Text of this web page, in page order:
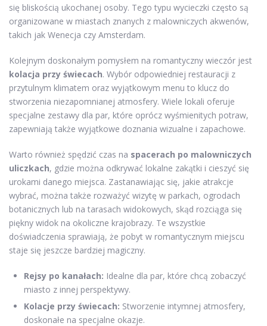
się bliskością ukochanej osoby. Tego typu wycieczki często są
organizowane w miastach znanych z malowniczych akwenów,
takich jak Wenecja czy Amsterdam.
Kolejnym doskonałym pomysłem na romantyczny wieczór jest
kolacja przy świecach. Wybór odpowiedniej restauracji z
przytulnym klimatem oraz wyjątkowym menu to klucz do
stworzenia niezapomnianej atmosfery. Wiele lokali oferuje
specjalne zestawy dla par, które oprócz wyśmienitych potraw,
zapewniają także wyjątkowe doznania wizualne i zapachowe.
Warto również spędzić czas na spacerach po malowniczych
uliczkach, gdzie można odkrywać lokalne zakątki i cieszyć się
urokami danego miejsca. Zastanawiając się, jakie atrakcje
wybrać, można także rozważyć wizytę w parkach, ogrodach
botanicznych lub na tarasach widokowych, skąd rozciąga się
piękny widok na okoliczne krajobrazy. Te wszystkie
doświadczenia sprawiają, że pobyt w romantycznym miejscu
staje się jeszcze bardziej magiczny.
Rejsy po kanałach: Idealne dla par, które chcą zobaczyć
miasto z innej perspektywy.
Kolacje przy świecach: Stworzenie intymnej atmosfery,
doskonałe na specjalne okazje.